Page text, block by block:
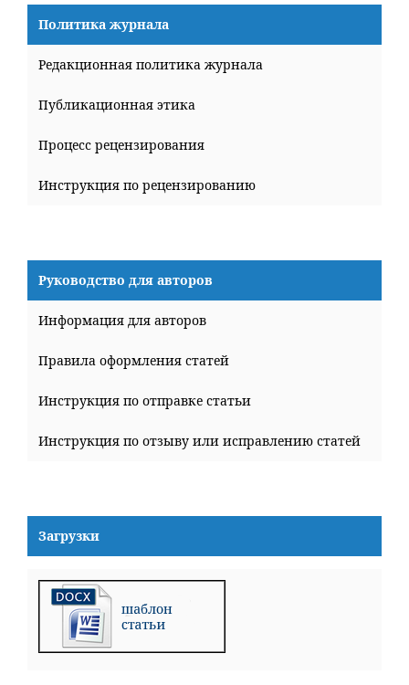
Политика журнала
Редакционная политика журнала
Публикационная этика
Процесс рецензирования
Инструкция по рецензированию
Руководство для авторов
Информация для авторов
Правила оформления статей
Инструкция по отправке статьи
Инструкция по отзыву или исправлению статей
Загрузки